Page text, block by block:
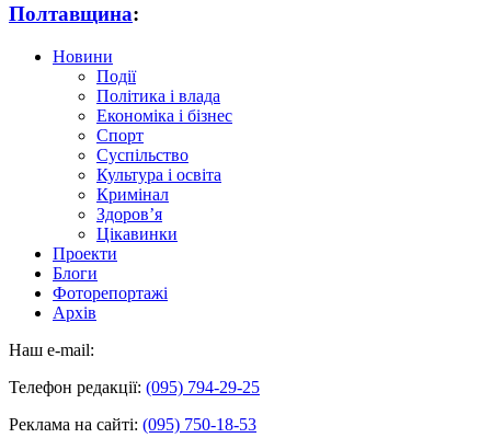
Полтавщина:
Новини
Події
Політика і влада
Економіка і бізнес
Спорт
Суспільство
Культура і освіта
Кримінал
Здоров’я
Цікавинки
Проекти
Блоги
Фоторепортажі
Архів
Наш e-mail:
Телефон редакції: (095) 794-29-25
Реклама на сайті: (095) 750-18-53